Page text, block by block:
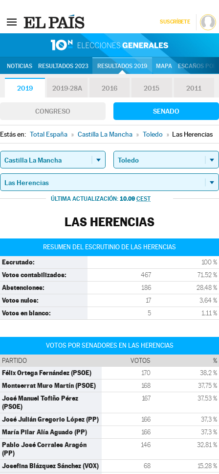
SUSCRÍBETE
NOTICIAS RESULTADOS 2023 RESULTADOS 2019 MAPA ESCAÑOS
2019 2019-28A 2016 2015 2011
CONGRESO SENADO
Estás en: Total España » Castilla La Mancha » Toledo » Las Herencias
ÚLTIMA ACTUALIZACIÓN: 10.09 CEST
LAS HERENCIAS
RESUMEN DEL ESCRUTINIO DE LAS HERENCIAS
Escrutado: 100 %
Votos contabilizados: 467 71,52 %
Abstenciones: 186 28,48 %
Votos nulos: 17 3,64 %
Votos en blanco: 5 1,11 %
VOTOS POR SENADORES EN LAS HERENCIAS
PARTIDO VOTOS %
Félix Ortega Fernández (PSOE) 170 38,2 %
Montserrat Muro Martín (PSOE) 168 37,75 %
José Manuel Tofiño Pérez
(PSOE)
167 37,53 %
José Julián Gregorio López (PP) 166 37,3 %
María Pilar Alía Aguado (PP) 166 37,3 %
Pablo José Corrales Aragón
(PP)
146 32,81 %
Josefina Blázquez Sánchez (VOX) 68 15,28 %